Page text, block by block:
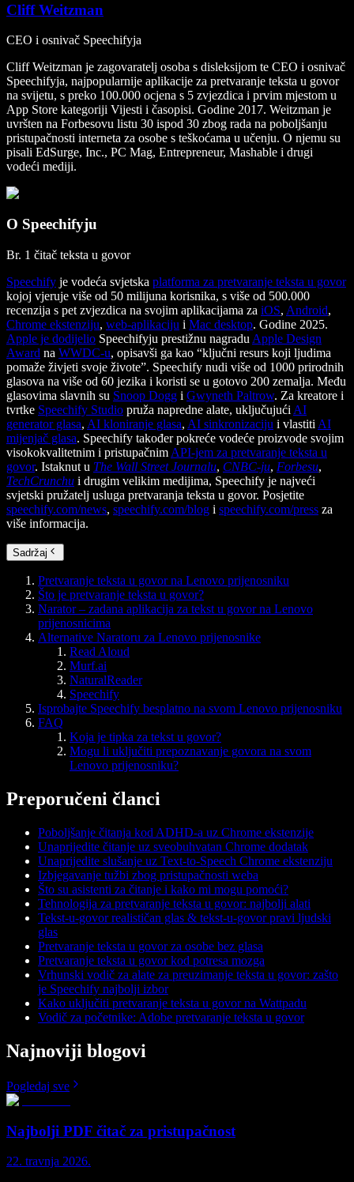
Cliff Weitzman
CEO i osnivač Speechifyja
Cliff Weitzman je zagovaratelj osoba s disleksijom te CEO i osnivač
Speechifyja, najpopularnije aplikacije za pretvaranje teksta u govor
na svijetu, s preko 100.000 ocjena s 5 zvjezdica i prvim mjestom u
App Store kategoriji Vijesti i časopisi. Godine 2017. Weitzman je
uvršten na Forbesovu listu 30 ispod 30 zbog rada na poboljšanju
pristupačnosti interneta za osobe s teškoćama u učenju. O njemu su
pisali EdSurge, Inc., PC Mag, Entrepreneur, Mashable i drugi
vodeći mediji.
O Speechifyju
Br. 1 čitač teksta u govor
Speechify je vodeća svjetska platforma za pretvaranje teksta u govor
kojoj vjeruje više od 50 milijuna korisnika, s više od 500.000
recenzija s pet zvjezdica na svojim aplikacijama za iOS, Android,
Chrome ekstenziju, web-aplikaciju i Mac desktop. Godine 2025.
Apple je dodijelio Speechifyju prestižnu nagradu Apple Design
Award na WWDC-u, opisavši ga kao “ključni resurs koji ljudima
pomaže živjeti svoje živote”. Speechify nudi više od 1000 prirodnih
glasova na više od 60 jezika i koristi se u gotovo 200 zemalja. Među
glasovima slavnih su Snoop Dogg i Gwyneth Paltrow. Za kreatore i
tvrtke Speechify Studio pruža napredne alate, uključujući AI
generator glasa, AI kloniranje glasa, AI sinkronizaciju i vlastiti AI
mijenjač glasa. Speechify također pokreće vodeće proizvode svojim
visokokvalitetnim i pristupačnim API-jem za pretvaranje teksta u
govor. Istaknut u The Wall Street Journalu, CNBC-ju, Forbesu,
TechCrunchu i drugim velikim medijima, Speechify je najveći
svjetski pružatelj usluga pretvaranja teksta u govor. Posjetite
speechify.com/news, speechify.com/blog i speechify.com/press za
više informacija.
Sadržaj
Pretvaranje teksta u govor na Lenovo prijenosniku
Što je pretvaranje teksta u govor?
Narator – zadana aplikacija za tekst u govor na Lenovo
prijenosnicima
Alternative Naratoru za Lenovo prijenosnike
Read Aloud
Murf.ai
NaturalReader
Speechify
Isprobajte Speechify besplatno na svom Lenovo prijenosniku
FAQ
Koja je tipka za tekst u govor?
Mogu li uključiti prepoznavanje govora na svom
Lenovo prijenosniku?
Preporučeni članci
Poboljšanje čitanja kod ADHD-a uz Chrome ekstenzije
Unaprijedite čitanje uz sveobuhvatan Chrome dodatak
Unaprijedite slušanje uz Text-to-Speech Chrome ekstenziju
Izbjegavanje tužbi zbog pristupačnosti weba
Što su asistenti za čitanje i kako mi mogu pomoći?
Tehnologija za pretvaranje teksta u govor: najbolji alati
Tekst-u-govor realističan glas & tekst-u-govor pravi ljudski
glas
Pretvaranje teksta u govor za osobe bez glasa
Pretvaranje teksta u govor kod potresa mozga
Vrhunski vodič za alate za preuzimanje teksta u govor: zašto
je Speechify najbolji izbor
Kako uključiti pretvaranje teksta u govor na Wattpadu
Vodič za početnike: Adobe pretvaranje teksta u govor
Najnoviji blogovi
Pogledaj sve
Najbolji PDF čitač za pristupačnost
22. travnja 2026.